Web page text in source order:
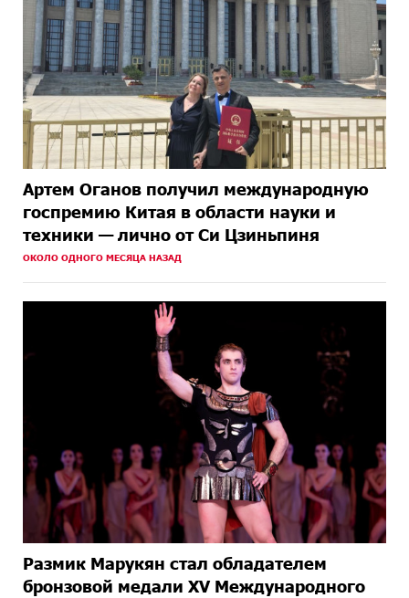
Артем Оганов получил международную
госпремию Китая в области науки и
техники — лично от Си Цзиньпиня
ОКОЛО ОДНОГО МЕСЯЦА НАЗАД
Размик Марукян стал обладателем
бронзовой медали XV Международного